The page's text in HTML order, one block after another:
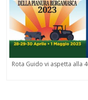
Rota Guido vi aspetta alla